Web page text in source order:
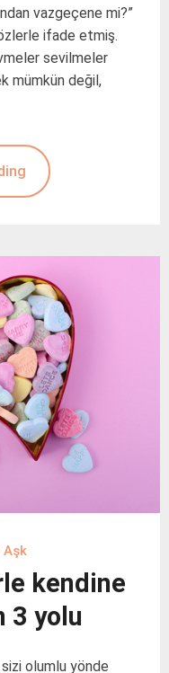
vazgeçene mi?”
ifade etmiş.
sevilmeler
mümkün değil,
Aşk
kendine
3 yolu
olumlu yönde